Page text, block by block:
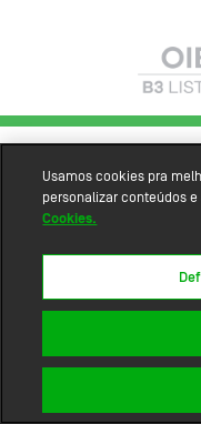
Usamos cookies pra
personalizar conteúdos
Cookies.